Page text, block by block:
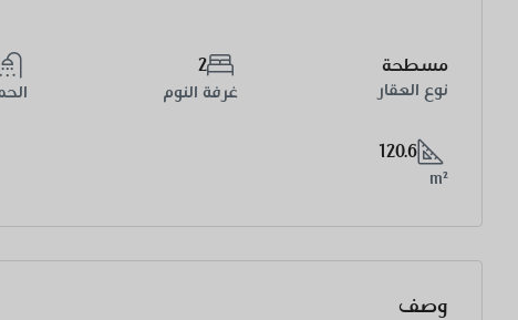
مسطحة
نوع العقار
2
غرفة النوم
120.6
m²
وصف